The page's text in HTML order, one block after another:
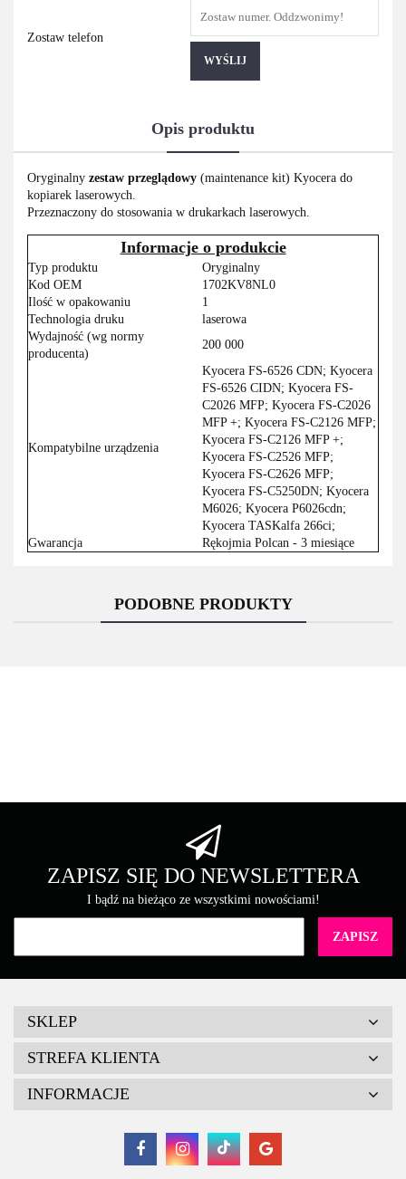
Zostaw telefon
WYŚLIJ
Opis produktu
Oryginalny zestaw przeglądowy (maintenance kit) Kyocera do
kopiarek laserowych.
Przeznaczony do stosowania w drukarkach laserowych.
Informacje o produkcie
Typ produktu
Oryginalny
Kod OEM
1702KV8NL0
Ilość w opakowaniu
1
Technologia druku
laserowa
Wydajność (wg normy
producenta)
200 000
Kompatybilne urządzenia
Kyocera FS-6526 CDN; Kyocera
FS-6526 CIDN; Kyocera FS-
C2026 MFP; Kyocera FS-C2026
MFP +; Kyocera FS-C2126 MFP;
Kyocera FS-C2126 MFP +;
Kyocera FS-C2526 MFP;
Kyocera FS-C2626 MFP;
Kyocera FS-C5250DN; Kyocera
M6026; Kyocera P6026cdn;
Kyocera TASKalfa 266ci;
Gwarancja
Rękojmia Polcan - 3 miesiące
PODOBNE PRODUKTY
Brother
Cartridge Web
ZAPISZ SIĘ DO NEWSLETTERA
I bądź na bieżąco ze wszystkimi nowościami!
SKLEP
STREFA KLIENTA
INFORMACJE